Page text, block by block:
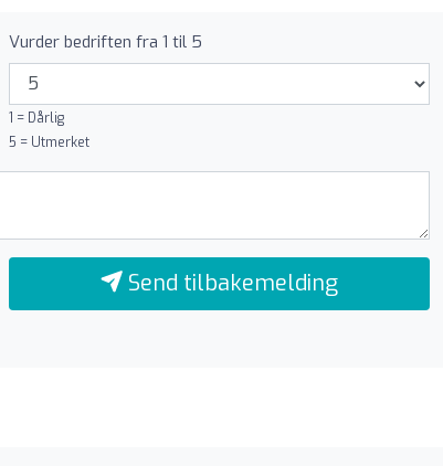
Vurder bedriften fra 1 til 5
1 = Dårlig
5 = Utmerket
Send tilbakemelding